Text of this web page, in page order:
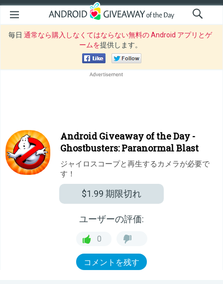
毎日 通常なら購入しなくてはならない無料の Android アプリとゲ
ームを提供します。
Android Giveaway of the Day -
Ghostbusters: Paranormal Blast
ジャイロスコープと再生するカメラが必要で
す！
$1.99 期限切れ
ユーザーの評価:
0
コメントを残す